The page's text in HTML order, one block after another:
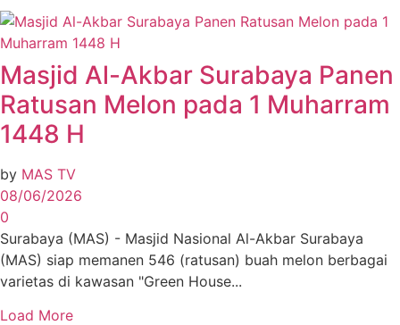
Masjid Al-Akbar Surabaya Panen
Ratusan Melon pada 1 Muharram
1448 H
by MAS TV
08/06/2026
0
Surabaya (MAS) - Masjid Nasional Al-Akbar Surabaya
(MAS) siap memanen 546 (ratusan) buah melon berbagai
varietas di kawasan "Green House...
Load More